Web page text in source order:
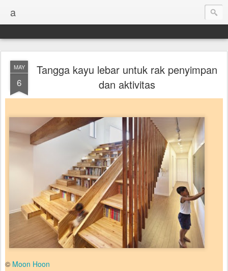
a
MAY
6
Tangga kayu lebar untuk rak penyimpan
dan aktivitas
© Moon Hoon